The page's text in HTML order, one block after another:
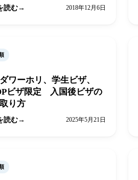
読む 2018年12月6日
ワーホリ、学生ビザ、
ビザ限定 入国後ビザの
り方
読む 2025年5月21日